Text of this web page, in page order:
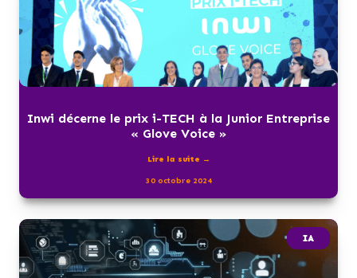
Inwi décerne le prix i-TECH à la Junior Entreprise
« Glove Voice »
Lire la suite →
30 octobre 2024
IA